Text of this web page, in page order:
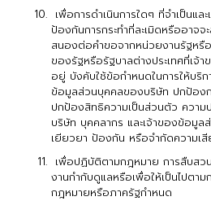
เพื่อการดำเนินการใดๆ ที่จำเป็นแล
ป้องกันการกระทำที่ละเมิดหรืออาจ
สนองต่อคำขอจากหน่วยงานรัฐหรื
ของรัฐหรือรัฐบาลต่างประเทศที่เจ้
อยู่ บังคับใช้ข้อกำหนดในการให้บริ
ข้อมูลส่วนบุคคลของบริษัท ปกป้อง
ปกป้องสิทธิความเป็นส่วนตัว ควา
บริษัท บุคคลากร และเจ้าของข้อมู
เยียวยา ป้องกัน หรือจำกัดความเ
เพื่อปฏิบัติตามกฎหมาย การสืบส
งานกำกับดูแลหรือเพื่อให้เป็นไปต
กฎหมายหรือภาครัฐกำหนด